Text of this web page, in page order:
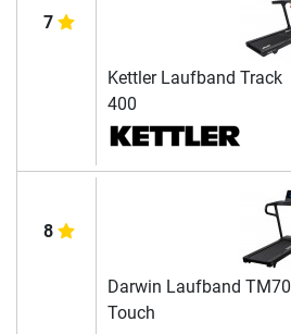
7
Kettler Laufband Track
400
8
Darwin Laufband TM70
Touch